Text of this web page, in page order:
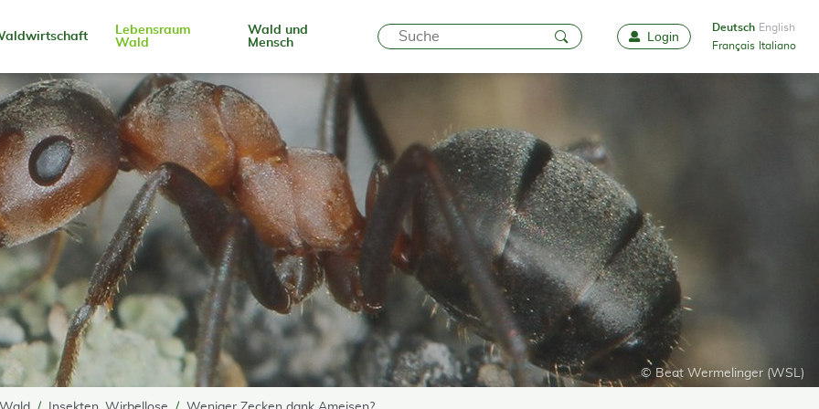
Lebensraum
Wald
Wald und
Mensch
FavoritenLogin
Deutsch English
Français
Italiano
© Beat Wermelinger (WSL)